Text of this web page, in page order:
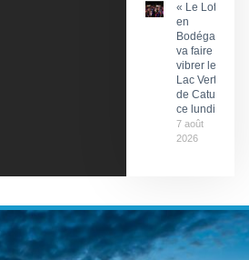
« Le Lot
en
Bodéga »
va faire
vibrer le
Lac Vert
de Catus
ce lundi
7 août
2026